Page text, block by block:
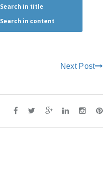
Next Post
Search in title
Search in content